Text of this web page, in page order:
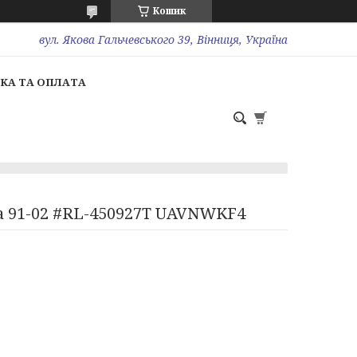
Кошик
вул. Якова Гальчевського 39, Вінниця, Україна
ТА ОПЛАТА
02 #RL-450927T UAVNWKF4